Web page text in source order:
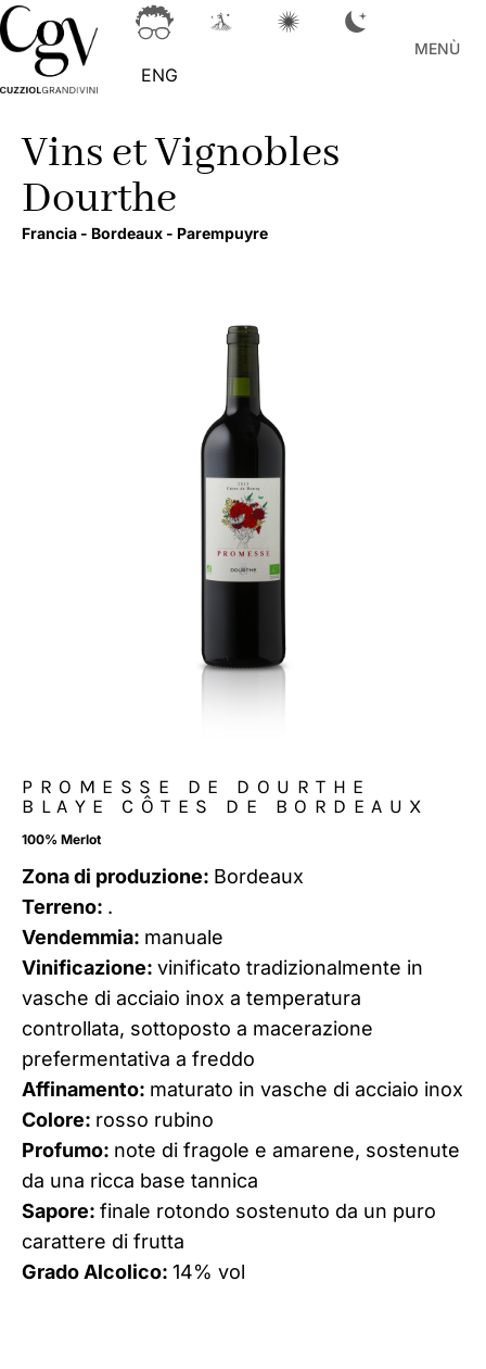
ENG
MENÙ
Vins et Vignobles
Dourthe
Francia - Bordeaux - Parempuyre
PROMESSE DE DOURTHE
BLAYE CÔTES DE BORDEAUX
100% Merlot
Zona di produzione: Bordeaux
Terreno: .
Vendemmia: manuale
Vinificazione: vinificato tradizionalmente in
vasche di acciaio inox a temperatura
controllata, sottoposto a macerazione
prefermentativa a freddo
Affinamento: maturato in vasche di acciaio inox
Colore: rosso rubino
Profumo: note di fragole e amarene, sostenute
da una ricca base tannica
Sapore: finale rotondo sostenuto da un puro
carattere di frutta
Grado Alcolico: 14% vol